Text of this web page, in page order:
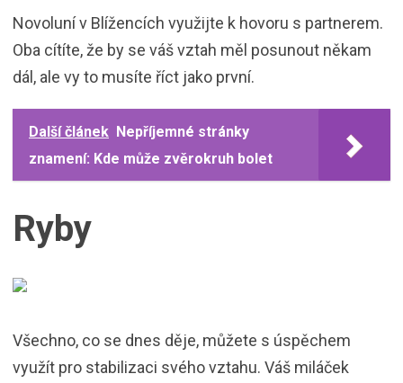
Novoluní v Blížencích využijte k hovoru s partnerem.
Oba cítíte, že by se váš vztah měl posunout někam
dál, ale vy to musíte říct jako první.
Další článek Nepříjemné stránky
znamení: Kde může zvěrokruh bolet
Ryby
Všechno, co se dnes děje, můžete s úspěchem
využít pro stabilizaci svého vztahu. Váš miláček